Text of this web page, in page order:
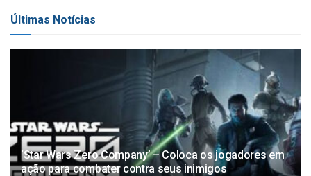
Últimas Notícias
‘Star Wars Zero Company’ – Coloca os jogadores em
ação para combater contra seus inimigos